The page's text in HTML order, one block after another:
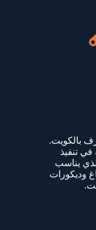
بالكويت.
تنفيذ
يناسب
وديكورات